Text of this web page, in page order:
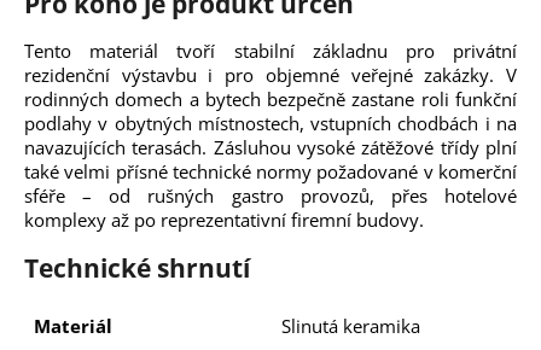
Tento materiál tvoří stabilní základnu pro privátní
rezidenční výstavbu i pro objemné veřejné zakázky. V
rodinných domech a bytech bezpečně zastane roli funkční
podlahy v obytných místnostech, vstupních chodbách i na
navazujících terasách. Zásluhou vysoké zátěžové třídy plní
také velmi přísné technické normy požadované v komerční
sféře – od rušných gastro provozů, přes hotelové
komplexy až po reprezentativní firemní budovy.
Technické shrnutí
Materiál Slinutá keramika